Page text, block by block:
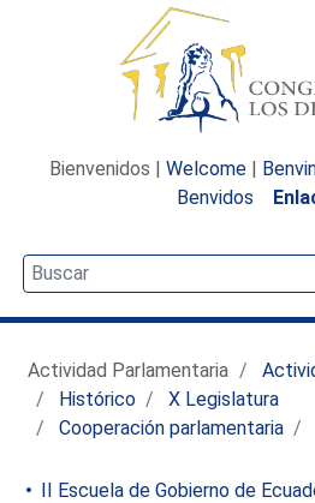
Bienvenidos | Welcome |
Benvidos
Actividad Parlamentaria
Histórico
X Legislatura
Cooperación parlamentaria
II Escuela de Gobierno de